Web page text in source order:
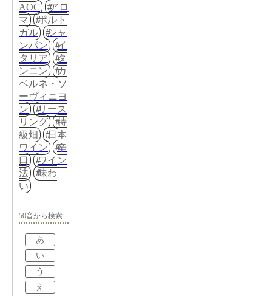
AOC
アロ
マ
ポルト
ガル
シャ
ンパン
イ
タリア
タ
ンニン
カ
ベルネ・ソ
ーヴィニヨ
ン
リース
リング
特
級畑
日本
ワイン
辛
口
ワイン
法
味わ
い
50音から検索
あ
い
う
え